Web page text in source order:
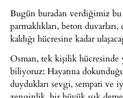
Bugün buradan verdiğimiz bu
parmaklıkları, beton duvarları,
kaldığı hücresine kadar
Osman, tek kişilik
biliyoruz: Hayatına
duydukları sevgi, sempati ve